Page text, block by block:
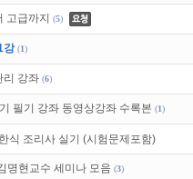
트를 드립니다!
화,드라마,예능보자!
조회하고100% 무료충전!
면 눌러봐!투스토리~
고급까지 (5)
강 (1)
리 강좌 (6)
필기 강좌 동영상강좌 수록본 (1)
식 조리사 실기 (시험문제포함)
명현교수 세미나 모음 (3)